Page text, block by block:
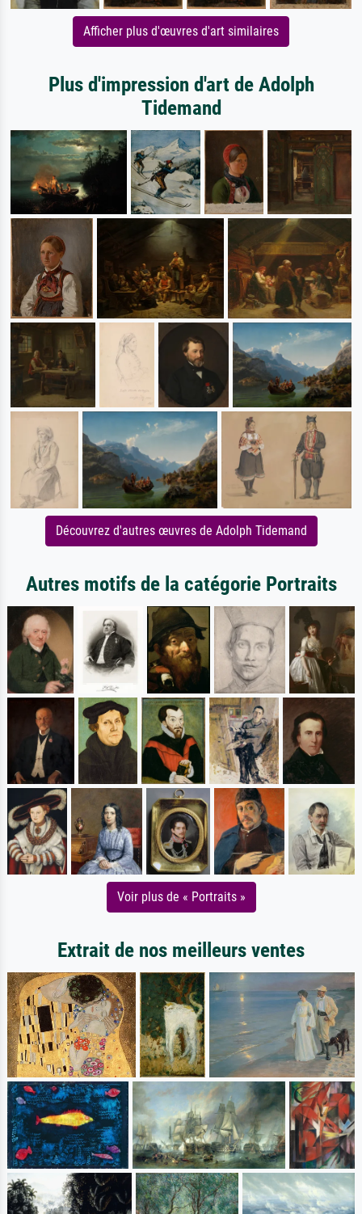
Afficher plus d'œuvres d'art similaires
Plus d'impression d'art de Adolph
Tidemand
Découvrez d'autres œuvres de Adolph Tidemand
Autres motifs de la catégorie Portraits
Voir plus de « Portraits »
Extrait de nos meilleurs ventes